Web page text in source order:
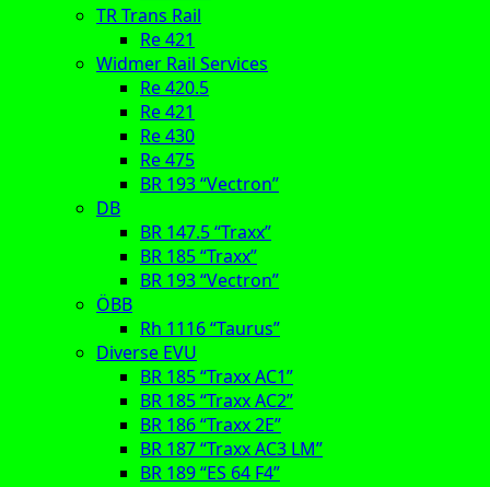
TR Trans Rail
Re 421
Widmer Rail Services
Re 420.5
Re 421
Re 430
Re 475
BR 193 “Vectron”
DB
BR 147.5 “Traxx”
BR 185 “Traxx”
BR 193 “Vectron”
ÖBB
Rh 1116 “Taurus”
Diverse EVU
BR 185 “Traxx AC1”
BR 185 “Traxx AC2”
BR 186 “Traxx 2E”
BR 187 “Traxx AC3 LM”
BR 189 “ES 64 F4”